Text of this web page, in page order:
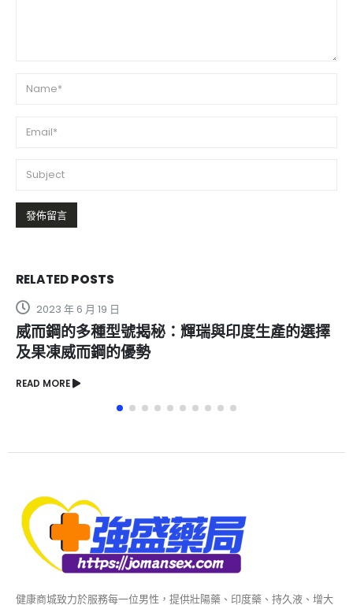
RELATEDPOSTS
與印度生產的選擇 必利吉壯陽藥生產過程是否
健康商城致力於服務每一位男性，提供壯陽藥、印度藥、持久液、增大